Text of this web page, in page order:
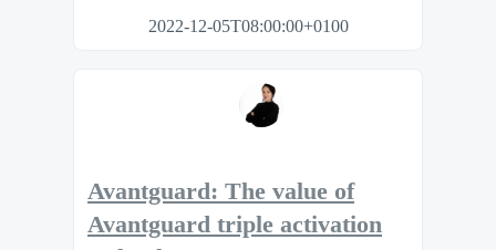
2022-12-05T08:00:00+0100
Avantguard: The value of
Avantguard triple activation